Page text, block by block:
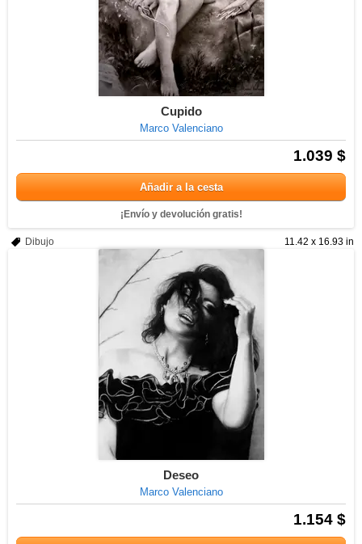
Cupido
Marco Valenciano
1.039 $
Añadir a la cesta
¡Envío y devolución gratis!
11.42 x 16.93 in
Dibujo
Deseo
Marco Valenciano
1.154 $